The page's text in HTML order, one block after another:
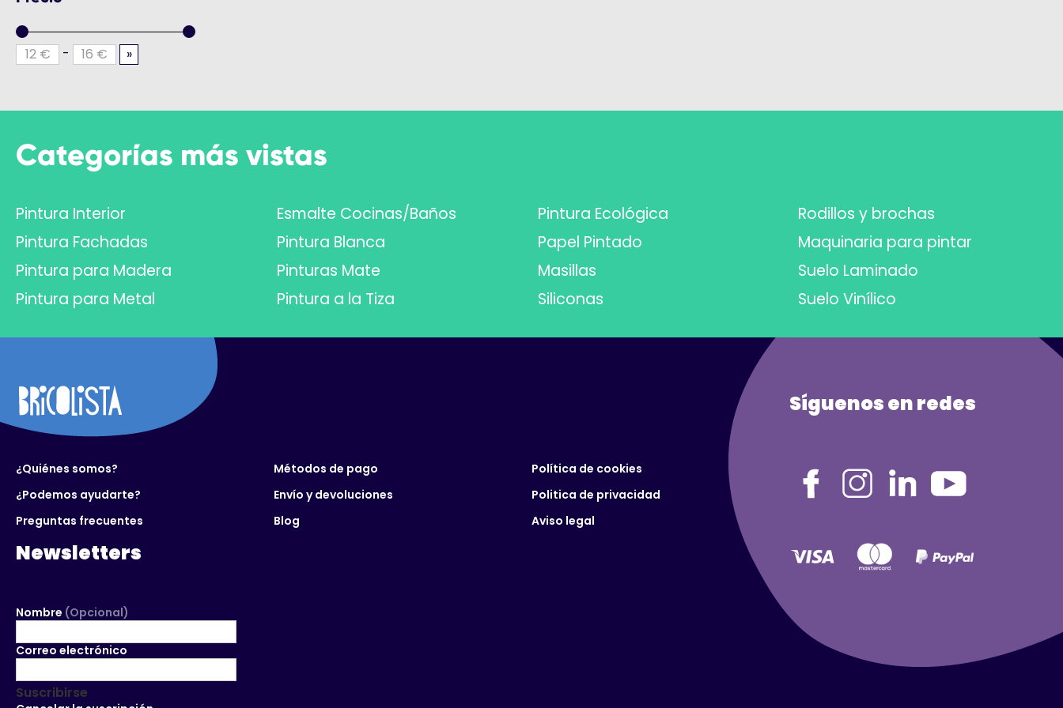
- »
Categorías más vistas
Pintura Interior
Pintura Fachadas
Pintura para Madera
Pintura para Metal
Esmalte Cocinas/Baños
Pintura Blanca
Pinturas Mate
Pintura a la Tiza
Pintura Ecológica
Papel Pintado
Masillas
Siliconas
Rodillos y brochas
Maquinaria para pintar
Suelo Laminado
Suelo Vinílico
Síguenos en redes
¿Quiénes somos?
¿Podemos ayudarte?
Preguntas frecuentes
Métodos de pago
Envío y devoluciones
Blog
Política de cookies
Politica de privacidad
Aviso legal
Newsletters
Nombre (Opcional)
Correo electrónico
Suscribirse